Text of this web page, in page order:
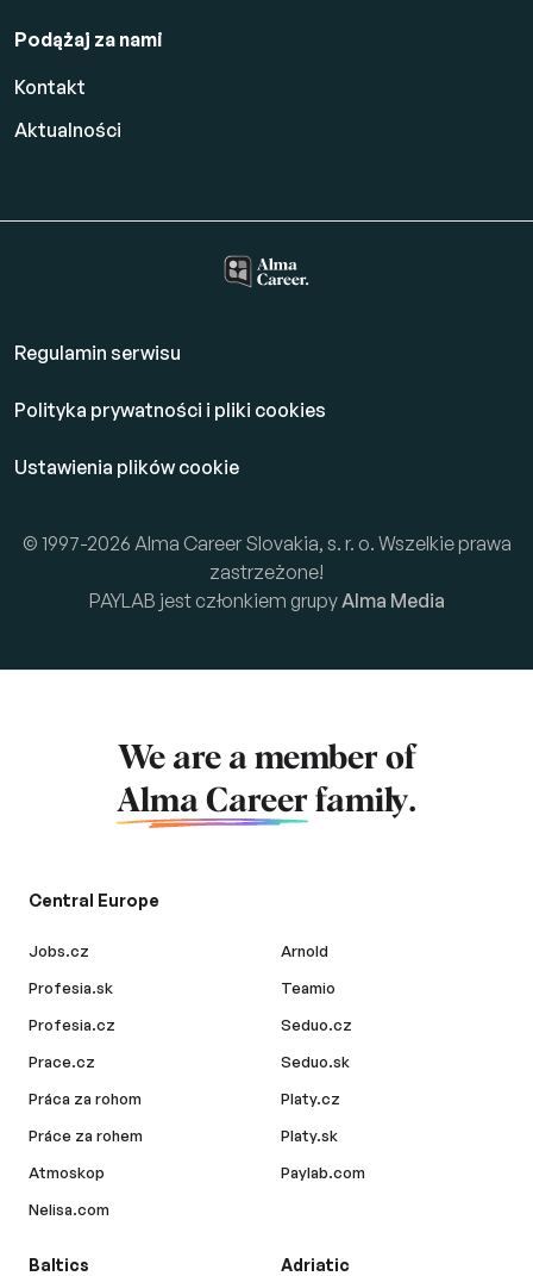
Podążaj za nami
Kontakt
Aktualności
Regulamin serwisu
Polityka prywatności i pliki cookies
Ustawienia plików cookie
© 1997-2026 Alma Career Slovakia, s. r. o. Wszelkie prawa
zastrzeżone!
PAYLAB jest członkiem grupy Alma Media
We are a member of
Alma Career family.
Central Europe
Jobs.cz
Profesia.sk
Profesia.cz
Prace.cz
Práca za rohom
Práce za rohem
Atmoskop
Nelisa.com
Arnold
Teamio
Seduo.cz
Seduo.sk
Platy.cz
Platy.sk
Paylab.com
Baltics Adriatic